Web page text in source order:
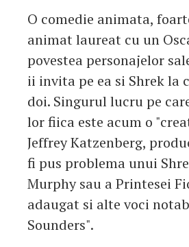
O comedie animata,
animat laureat cu un
povestea personajelor
ii invita pe ea si Shrek la
doi. Singurul lucru pe
lor fiica este acum o
Jeffrey Katzenberg,
fi pus problema unui
Murphy sau a Printesei
adaugat si alte voci
Sounders".